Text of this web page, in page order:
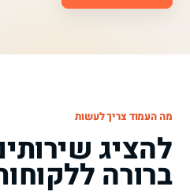
מה העמוד צריך לעשות
להציג
ברורה